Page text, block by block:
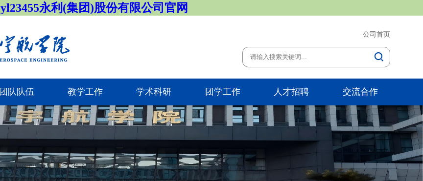
yl23455永利(集团)股份有限公司官网
公司首页
团队队伍 教学工作 学术科研 团学工作 人才招聘 交流合作